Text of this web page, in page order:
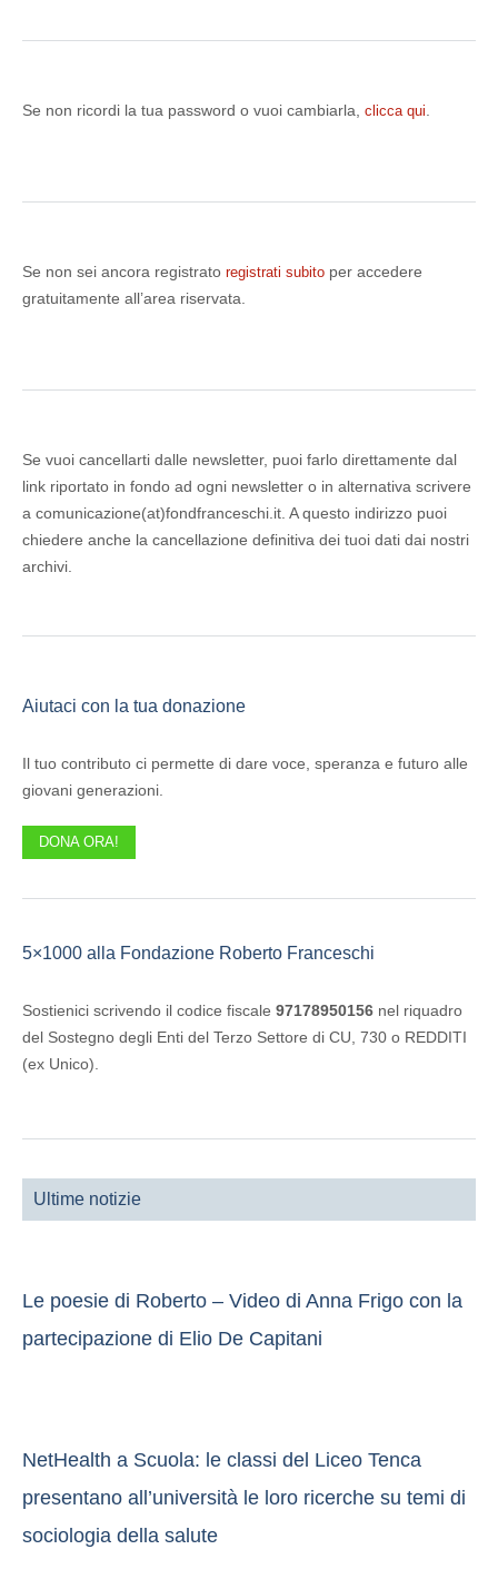
Se non ricordi la tua password o vuoi cambiarla,clicca qui
Se non sei ancora registrato registrati subito per accedere
gratuitamente all’area riservata.
Se vuoi cancellarti dalle newsletter, puoi farlo direttamente dal
link riportato in fondo ad ogni newsletter o in alternativa scrivere
a comunicazione(at)fondfranceschi.it. A questo indirizzo puoi
chiedere anche la cancellazione definitiva dei tuoi dati dai nostri
archivi.
Aiutaci con la tua donazione
Il tuo contributo ci permette di dare voce, speranza e futuro alle
giovani generazioni.
DONA ORA!
5×1000 alla Fondazione Roberto Franceschi
Sostienici scrivendo il codice fiscale 97178950156 nel riquadro
del Sostegno degli Enti del Terzo Settore di CU, 730 o REDDITI
(ex Unico).
Ultime notizie
Le poesie di Roberto – Video di Anna Frigo con la
partecipazione di Elio De Capitani
NetHealth a Scuola: le classi del Liceo Tenca
presentano all’università le loro ricerche su temi di
sociologia della salute